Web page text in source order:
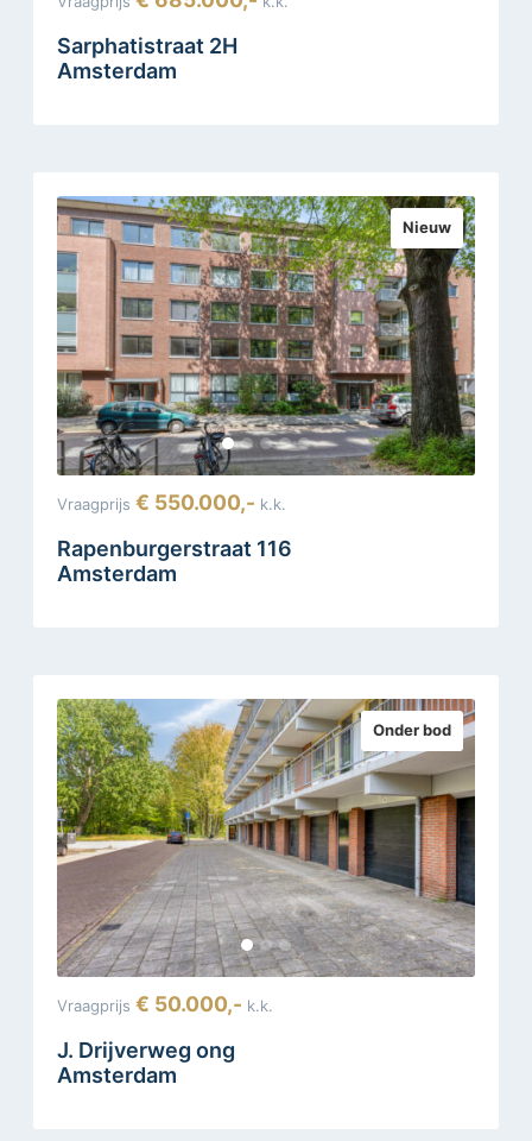
Sarphatistraat 2H
Amsterdam
Nieuw
Vraagprijs € 550.000,- k.k.
Rapenburgerstraat 116
Amsterdam
Onder bod
Vraagprijs € 50.000,- k.k.
J. Drijverweg ong
Amsterdam